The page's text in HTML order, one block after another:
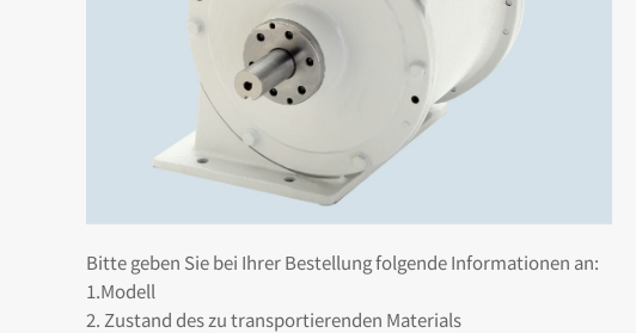
Bitte geben Sie bei Ihrer Bestellung folgende Informationen an:
1.Modell
2. Zustand des zu transportierenden Materials